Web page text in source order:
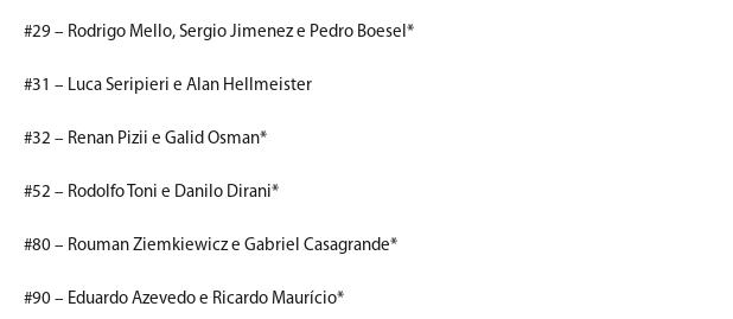
#29 – Rodrigo Mello, Sergio Jimenez e Pedro Boesel*
#31 – Luca Seripieri e Alan Hellmeister
#32 – Renan Pizii e Galid Osman*
#52 – Rodolfo Toni e Danilo Dirani*
#80 – Rouman Ziemkiewicz e Gabriel Casagrande*
#90 – Eduardo Azevedo e Ricardo Maurício*